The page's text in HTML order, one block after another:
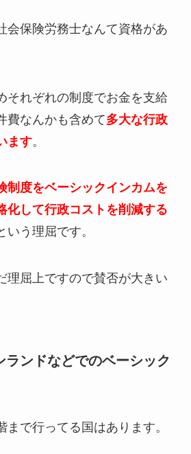
会保険労務士なんて資格があ
それぞれの制度でお金を支給
費なんかも含めて多大な行政
ます。
制度をベーシックインカムを
化して行政コストを削減する
いう理屈です。
理屈上ですので賛否が大きい
ランドなどでのベーシック
で行ってる国はあります。